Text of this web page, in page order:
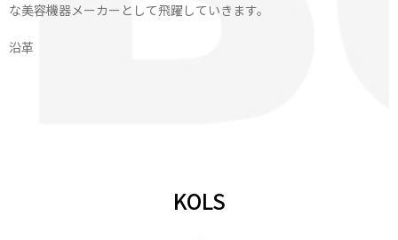
な美容機器メーカーとして飛躍していきます。
沿革
KOLS